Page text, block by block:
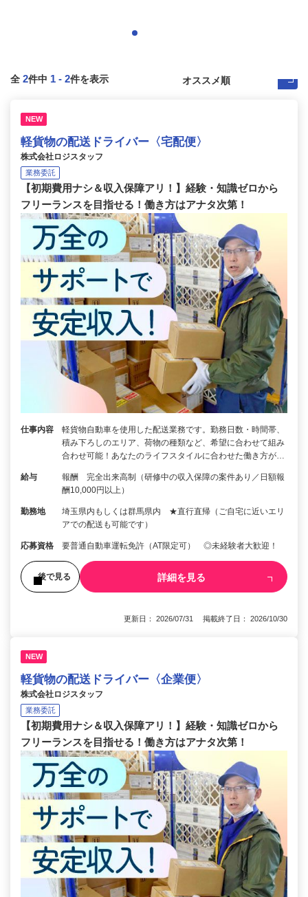
全 2件中 1 - 2件を表示
NEW
軽貨物の配送ドライバー〈宅配便〉
株式会社ロジスタッフ
業務委託
【初期費用ナシ＆収入保障アリ！】経験・知識ゼロから
フリーランスを目指せる！働き方はアナタ次第！
仕事内容
軽貨物自動車を使用した配送業務です。勤務日数・時間帯、
積み下ろしのエリア、荷物の種類など、希望に合わせて組み
合わせ可能！あなたのライフスタイルに合わせた働き方が…
給与
報酬 完全出来高制（研修中の収入保障の案件あり／日額報
酬10,000円以上）
勤務地
埼玉県内もしくは群馬県内 ★直行直帰（ご自宅に近いエリ
アでの配送も可能です）
応募資格 要普通自動車運転免許（AT限定可） ◎未経験者大歓迎！
後で見る 詳細を見る
更新日： 2026/07/31 掲載終了日： 2026/10/30
NEW
軽貨物の配送ドライバー〈企業便〉
株式会社ロジスタッフ
業務委託
【初期費用ナシ＆収入保障アリ！】経験・知識ゼロから
フリーランスを目指せる！働き方はアナタ次第！